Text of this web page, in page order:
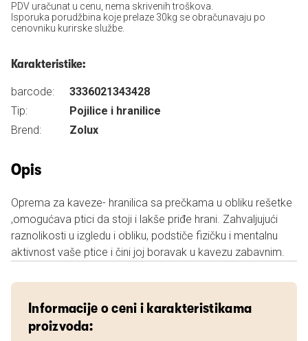
PDV uračunat u cenu, nema skrivenih troškova.
Isporuka porudžbina koje prelaze 30kg se obračunavaju po
cenovniku kurirske službe.
Karakteristike:
barcode:
3336021343428
Tip:
Pojilice i hranilice
Brend:
Zolux
Opis
Oprema za kaveze- hranilica sa prečkama u obliku rešetke
,omogućava ptici da stoji i lakše priđe hrani. Zahvaljujući
raznolikosti u izgledu i obliku, podstiče fizičku i mentalnu
aktivnost vaše ptice i čini joj boravak u kavezu zabavnim.
Informacije o ceni i karakteristikama
proizvoda: